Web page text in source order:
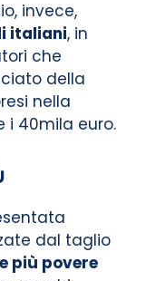
invece,
italiani, in
che
della
nella
i 40mila euro.
dal taglio
più povere